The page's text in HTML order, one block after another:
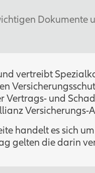
Dokumente
vertreibt
Vertrags- und
Versicherungs-
handelt es sich
gelten die darin